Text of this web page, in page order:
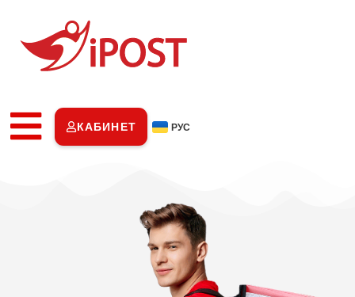
КАБИНЕТ РУС